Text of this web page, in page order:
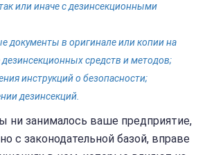
или иначе с дезинсекционными
документы в оригинале или копии на
средств и методов;
инструкций о безопасности;
дезинсекций.
ни занималось ваше предприятие,
с законодательной базой, вправе